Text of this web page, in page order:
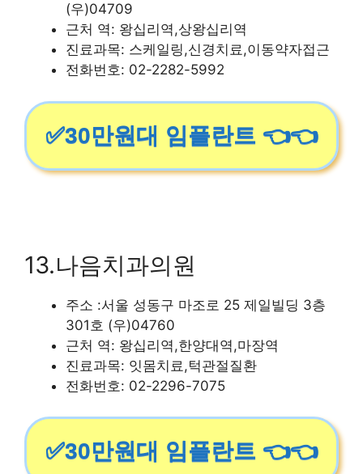
(우)04709
근처 역: 왕십리역,상왕십리역
진료과목: 스케일링,신경치료,이동약자접근
전화번호: 02-2282-5992
✅30만원대 임플란트 👈👈
13.나음치과의원
주소 :서울 성동구 마조로 25 제일빌딩 3층
301호 (우)04760
근처 역: 왕십리역,한양대역,마장역
진료과목: 잇몸치료,턱관절질환
전화번호: 02-2296-7075
✅30만원대 임플란트 👈👈